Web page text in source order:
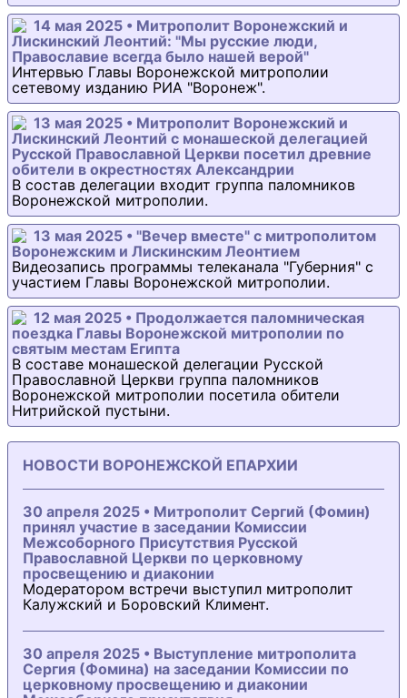
14 мая 2025 • Митрополит Воронежский и
Лискинский Леонтий: "Мы русские люди,
Православие всегда было нашей верой"
Интервью Главы Воронежской митрополии
сетевому изданию РИА "Воронеж".
13 мая 2025 • Митрополит Воронежский и
Лискинский Леонтий с монашеской делегацией
Русской Православной Церкви посетил древние
обители в окрестностях Александрии
В состав делегации входит группа паломников
Воронежской митрополии.
13 мая 2025 • "Вечер вместе" с митрополитом
Воронежским и Лискинским Леонтием
Видеозапись программы телеканала "Губерния" с
участием Главы Воронежской митрополии.
12 мая 2025 • Продолжается паломническая
поездка Главы Воронежской митрополии по
святым местам Египта
В составе монашеской делегации Русской
Православной Церкви группа паломников
Воронежской митрополии посетила обители
Нитрийской пустыни.
НОВОСТИ ВОРОНЕЖСКОЙ ЕПАРХИИ
30 апреля 2025 • Митрополит Сергий (Фомин)
принял участие в заседании Комиссии
Межсоборного Присутствия Русской
Православной Церкви по церковному
просвещению и диаконии
Модератором встречи выступил митрополит
Калужский и Боровский Климент.
30 апреля 2025 • Выступление митрополита
Сергия (Фомина) на заседании Комиссии по
церковному просвещению и диаконии